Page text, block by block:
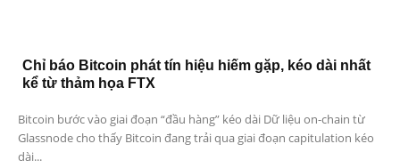
Chỉ báo Bitcoin phát tín hiệu hiếm gặp, kéo dài nhất
kể từ thảm họa FTX
Bitcoin bước vào giai đoạn “đầu hàng” kéo dài Dữ liệu on-chain từ
Glassnode cho thấy Bitcoin đang trải qua giai đoạn capitulation kéo
dài...